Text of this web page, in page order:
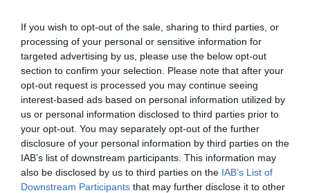
If you wish to opt-out of the sale, sharing to third parties, or
processing of your personal or sensitive information for
targeted advertising by us, please use the below opt-out
section to confirm your selection. Please note that after your
opt-out request is processed you may continue seeing
interest-based ads based on personal information utilized by
us or personal information disclosed to third parties prior to
your opt-out. You may separately opt-out of the further
disclosure of your personal information by third parties on the
IAB’s list of downstream participants. This information may
also be disclosed by us to third parties on the IAB’s List of
Downstream Participants that may further disclose it to other
PRONEWS.GR /ΚΟΣΜΟΣ
Η χώρα όπου σχεδόν όλοι οι
πυροσβέστες είναι εθελοντές
08.08.2026 | 20:12